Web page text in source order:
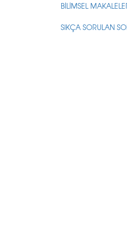
BİLİMSEL
SIKÇA SORULAN